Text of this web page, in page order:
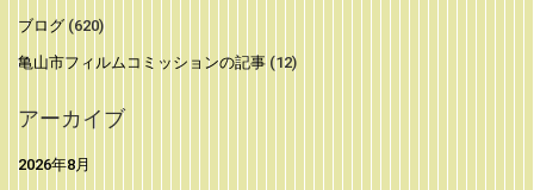
ブログ (620)
亀山市フィルムコミッションの記事 (12)
アーカイブ
2026年8月